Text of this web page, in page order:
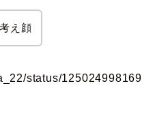
え顔
status/125024998169